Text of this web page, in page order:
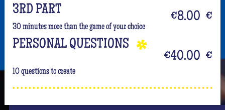
3RD PART
30 minutes more than the game of your choice
€8.00 €
PERSONAL QUESTIONS
10 questions to create
€40.00 €